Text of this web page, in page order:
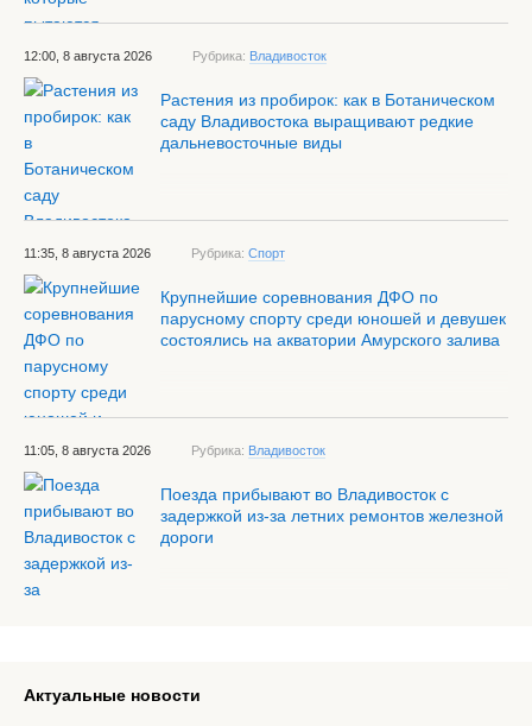
12:00, 8 августа 2026 Рубрика: Владивосток
Растения из пробирок: как в Ботаническом
саду Владивостока выращивают редкие
дальневосточные виды
11:35, 8 августа 2026 Рубрика: Спорт
Крупнейшие соревнования ДФО по
парусному спорту среди юношей и девушек
состоялись на акватории Амурского залива
11:05, 8 августа 2026 Рубрика: Владивосток
Поезда прибывают во Владивосток с
задержкой из-за летних ремонтов железной
дороги
Актуальные новости